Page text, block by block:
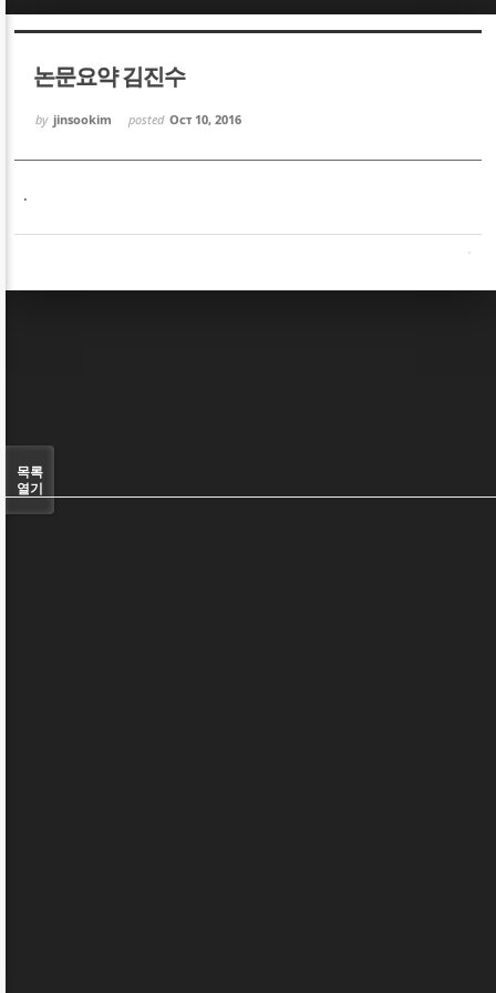
논문요약 김진수
by jinsookim posted Oct 10, 2016
.
목록
열기
Sketchbook5, 스케치북5
Sketchbook5, 스케치북5
Sketchbook5, 스케치북5
Sketchbook5, 스케치북5